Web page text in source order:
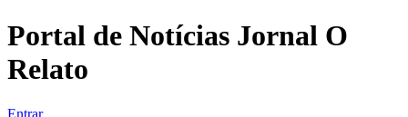
Portal de Notícias Jornal O
Relato
Entrar